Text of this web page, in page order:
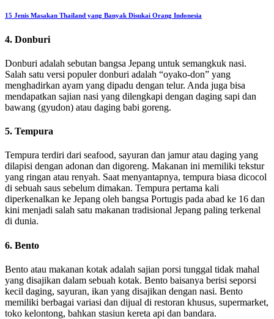
15 Jenis Masakan Thailand yang Banyak Disukai Orang Indonesia
4. Donburi
Donburi adalah sebutan bangsa Jepang untuk semangkuk nasi.
Salah satu versi populer donburi adalah “oyako-don” yang
menghadirkan ayam yang dipadu dengan telur. Anda juga bisa
mendapatkan sajian nasi yang dilengkapi dengan daging sapi dan
bawang (gyudon) atau daging babi goreng.
5. Tempura
Tempura terdiri dari seafood, sayuran dan jamur atau daging yang
dilapisi dengan adonan dan digoreng. Makanan ini memiliki tekstur
yang ringan atau renyah. Saat menyantapnya, tempura biasa dicocol
di sebuah saus sebelum dimakan. Tempura pertama kali
diperkenalkan ke Jepang oleh bangsa Portugis pada abad ke 16 dan
kini menjadi salah satu makanan tradisional Jepang paling terkenal
di dunia.
6. Bento
Bento atau makanan kotak adalah sajian porsi tunggal tidak mahal
yang disajikan dalam sebuah kotak. Bento baisanya berisi seporsi
kecil daging, sayuran, ikan yang disajikan dengan nasi. Bento
memiliki berbagai variasi dan dijual di restoran khusus, supermarket,
toko kelontong, bahkan stasiun kereta api dan bandara.